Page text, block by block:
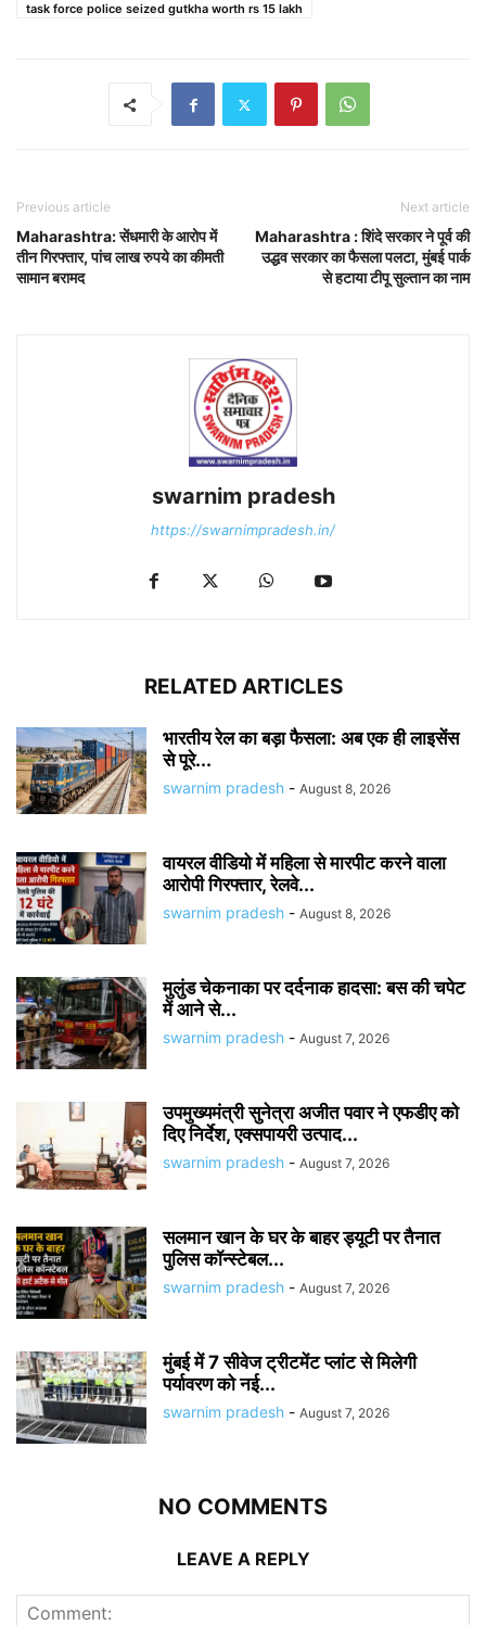
task force police seized gutkha worth rs 15 lakh
Previous article
Maharashtra: सेंधमारी के आरोप में
तीन गिरफ्तार, पांच लाख रुपये का कीमती
सामान बरामद
Next article
Maharashtra : शिंदे सरकार ने पूर्व की
उद्धव सरकार का फैसला पलटा, मुंबई पार्क
से हटाया टीपू सुल्तान का नाम
swarnim pradesh
https://swarnimpradesh.in/
RELATED ARTICLES
भारतीय रेल का बड़ा फैसला: अब एक ही लाइसेंस
से पूरे...
swarnim pradesh - August 8, 2026
वायरल वीडियो में महिला से मारपीट करने वाला
आरोपी गिरफ्तार, रेलवे...
swarnim pradesh - August 8, 2026
मुलुंड चेकनाका पर दर्दनाक हादसा: बस की चपेट
में आने से...
swarnim pradesh - August 7, 2026
उपमुख्यमंत्री सुनेत्रा अजीत पवार ने एफडीए को
दिए निर्देश, एक्सपायरी उत्पाद...
swarnim pradesh - August 7, 2026
सलमान खान के घर के बाहर ड्यूटी पर तैनात
पुलिस कॉन्स्टेबल...
swarnim pradesh - August 7, 2026
मुंबई में 7 सीवेज ट्रीटमेंट प्लांट से मिलेगी
पर्यावरण को नई...
swarnim pradesh - August 7, 2026
NO COMMENTS
LEAVE A REPLY